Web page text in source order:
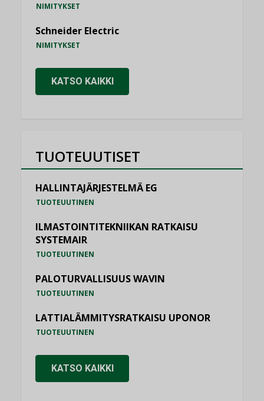
NIMITYKSET
Schneider Electric
NIMITYKSET
KATSO KAIKKI
TUOTEUUTISET
HALLINTAJÄRJESTELMÄ EG
TUOTEUUTINEN
ILMASTOINTITEKNIIKAN RATKAISU
SYSTEMAIR
TUOTEUUTINEN
PALOTURVALLISUUS WAVIN
TUOTEUUTINEN
LATTIALÄMMITYSRATKAISU UPONOR
TUOTEUUTINEN
KATSO KAIKKI